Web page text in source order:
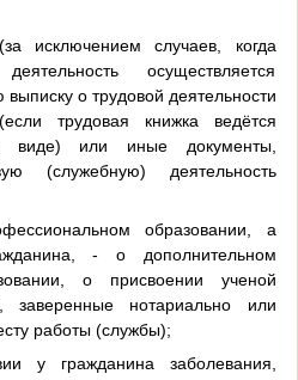
исключением случаев, когда
осуществляется
о трудовой деятельности
трудовая книжка ведётся
виде) или иные документы,
(служебную) деятельность
образовании, а
- о дополнительном
о присвоении ученой
заверенные нотариально или
работы (службы);
у гражданина заболевания,